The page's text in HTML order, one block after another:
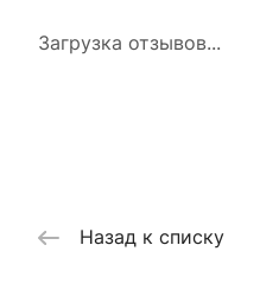
Загрузка отзывов...
Назад к списку